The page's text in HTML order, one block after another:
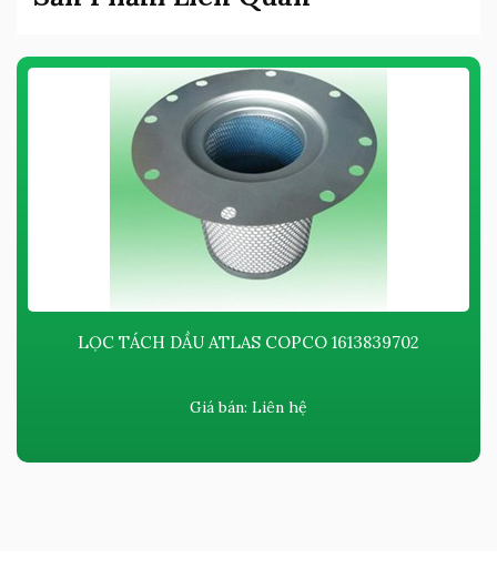
LỌC TÁCH DẦU ATLAS COPCO ​​​​​​1613839702
Giá bán: Liên hệ